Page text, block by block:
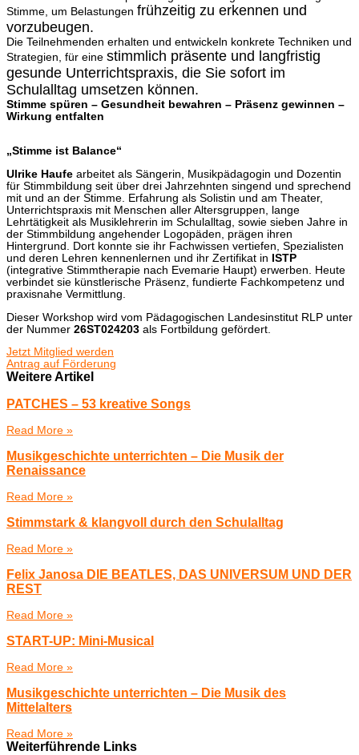
Stimme, um Belastungen frühzeitig zu erkennen und
vorzubeugen.
Die Teilnehmenden erhalten und entwickeln konkrete Techniken und
Strategien, für eine stimmlich präsente und langfristig
gesunde Unterrichtspraxis, die Sie sofort im
Schulalltag umsetzen können.
Stimme spüren – Gesundheit bewahren – Präsenz gewinnen –
Wirkung entfalten
„Stimme ist Balance“
Ulrike Haufe arbeitet als Sängerin, Musikpädagogin und Dozentin
für Stimmbildung seit über drei Jahrzehnten singend und sprechend
mit und an der Stimme. Erfahrung als Solistin und am Theater,
Unterrichtspraxis mit Menschen aller Altersgruppen, lange
Lehrtätigkeit als Musiklehrerin im Schulalltag, sowie sieben Jahre in
der Stimmbildung angehender Logopäden, prägen ihren
Hintergrund. Dort konnte sie ihr Fachwissen vertiefen, Spezialisten
und deren Lehren kennenlernen und ihr Zertifikat in ISTP
(integrative Stimmtherapie nach Evemarie Haupt) erwerben. Heute
verbindet sie künstlerische Präsenz, fundierte Fachkompetenz und
praxisnahe Vermittlung.
Dieser Workshop wird vom Pädagogischen Landesinstitut RLP unter
der Nummer 26ST024203 als Fortbildung gefördert.
Jetzt Mitglied werden
Antrag auf Förderung
Weitere Artikel
PATCHES – 53 kreative Songs
Read More »
Musikgeschichte unterrichten – Die Musik der
Renaissance
Read More »
Stimmstark & klangvoll durch den Schulalltag
Read More »
Felix Janosa DIE BEATLES, DAS UNIVERSUM UND DER
REST
Read More »
START-UP: Mini-Musical
Read More »
Musikgeschichte unterrichten – Die Musik des
Mittelalters
Read More »
Weiterführende Links